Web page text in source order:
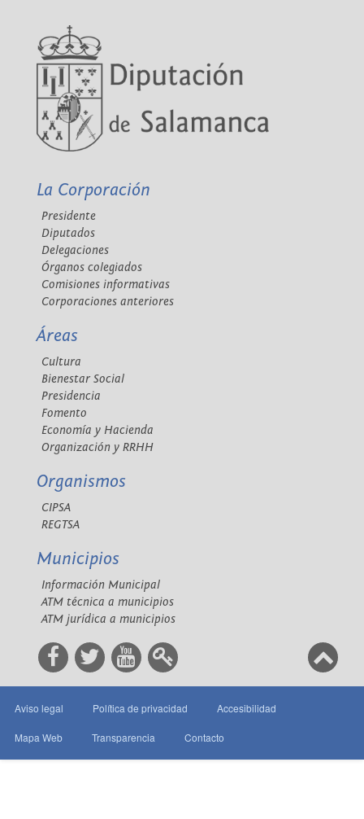
La Corporación
Presidente
Diputados
Delegaciones
Órganos colegiados
Comisiones informativas
Corporaciones anteriores
Áreas
Cultura
Bienestar Social
Presidencia
Fomento
Economía y Hacienda
Organización y RRHH
Organismos
CIPSA
REGTSA
Municipios
Información Municipal
ATM técnica a municipios
ATM jurídica a municipios
Aviso legal Política de privacidad Accesibilidad
Mapa Web Transparencia Contacto